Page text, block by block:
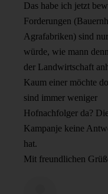
Das habe ich jetzt
Forderungen
Agrafabriken) sind
würde, wie mann
der Landwirtschaft
Kaum einer möchte
sind immer weniger
Hofnachfolger da?
Kampanje keine
hat.
Mit freundlichen